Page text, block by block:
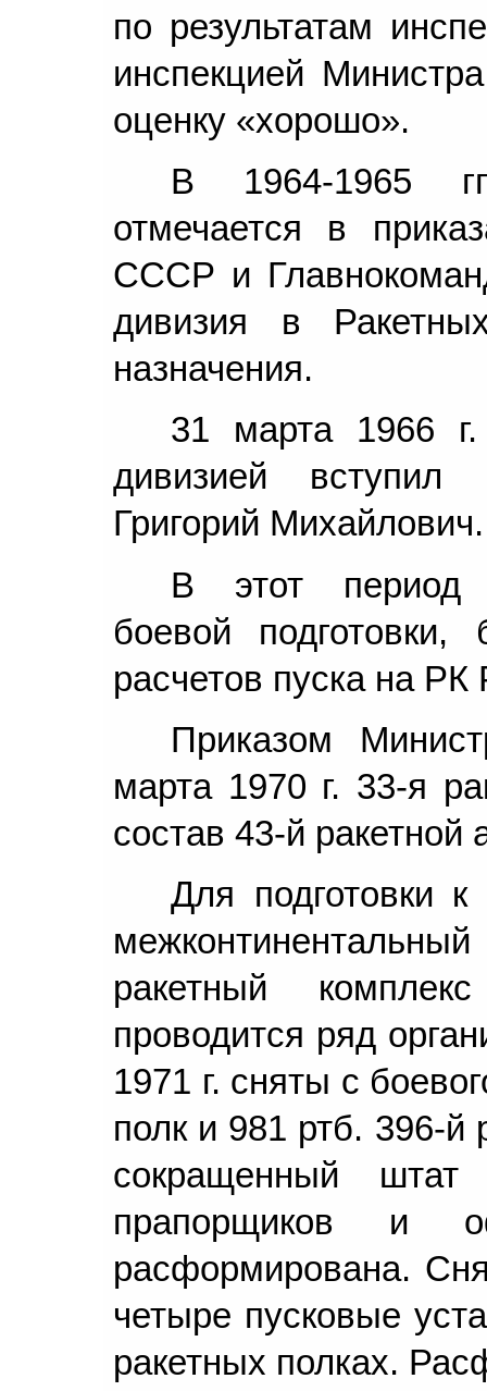
по результатам
инспекцией
оценку «хорошо».
В 1964-1965
отмечается в
СССР и
дивизия в Ракетных
назначения.
31 марта 1966 г.
дивизией вступил
Григорий Михайлович.
В этот период
боевой подготовки,
расчетов пуска на РК
Приказом
марта 1970 г. 33-я
состав 43-й ракетной
Для подготовки
ракетный
проводится ряд
1971 г. сняты с
полк и 981 ртб. 396-й
сокращенный штат
прапорщиков и
расформирована.
четыре пусковые
ракетных полках.